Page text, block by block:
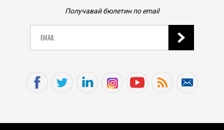
Получавай бюлетин по email